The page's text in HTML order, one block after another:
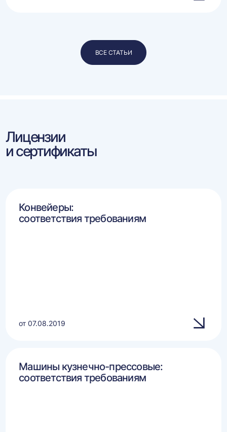
ВСЕ СТАТЬИ
Лицензии
и сертификаты
Конвейеры:
соответствия требованиям
от 07.08.2019
Машины кузнечно-прессовые:
соответствия требованиям